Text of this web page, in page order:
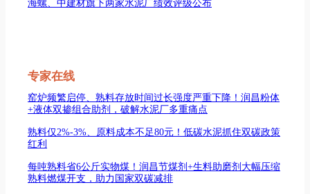
海螺、中建材旗下两家水泥厂绩效评级公布
专家在线
窑炉频繁启停、熟料存放时间过长强度严重下降！润昌粉体
+液体双掺组合助剂，破解水泥厂多重痛点
熟料仅2%-3%、原料成本不足80元！低碳水泥抓住双碳政策
红利
每吨熟料省6公斤实物煤！润昌节煤剂+生料助磨剂大幅压缩
熟料燃煤开支，助力国家双碳减排